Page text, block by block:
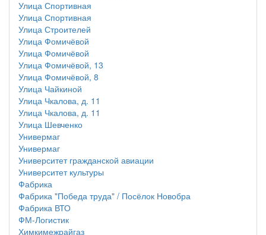
Улица Спортивная
Улица Спортивная
Улица Строителей
Улица Фомичёвой
Улица Фомичёвой
Улица Фомичёвой, 13
Улица Фомичёвой, 8
Улица Чайкиной
Улица Чкалова, д. 11
Улица Чкалова, д. 11
Улица Шевченко
Универмаг
Универмаг
Университет гражданской авиации
Университет культуры
Фабрика
Фабрика "Победа труда" / Посёлок Новобра
Фабрика ВТО
ФМ-Логистик
Химкимежрайгаз